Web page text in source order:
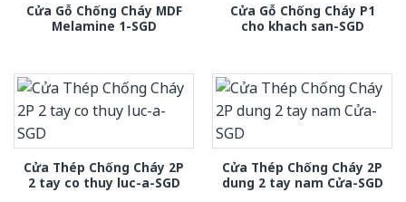
Cửa Gỗ Chống Cháy MDF
Melamine 1-SGD
Cửa Gỗ Chống Cháy P1
cho khach san-SGD
Cửa Thép Chống Cháy 2P
2 tay co thuy luc-a-SGD
Cửa Thép Chống Cháy 2P
dung 2 tay nam Cửa-SGD